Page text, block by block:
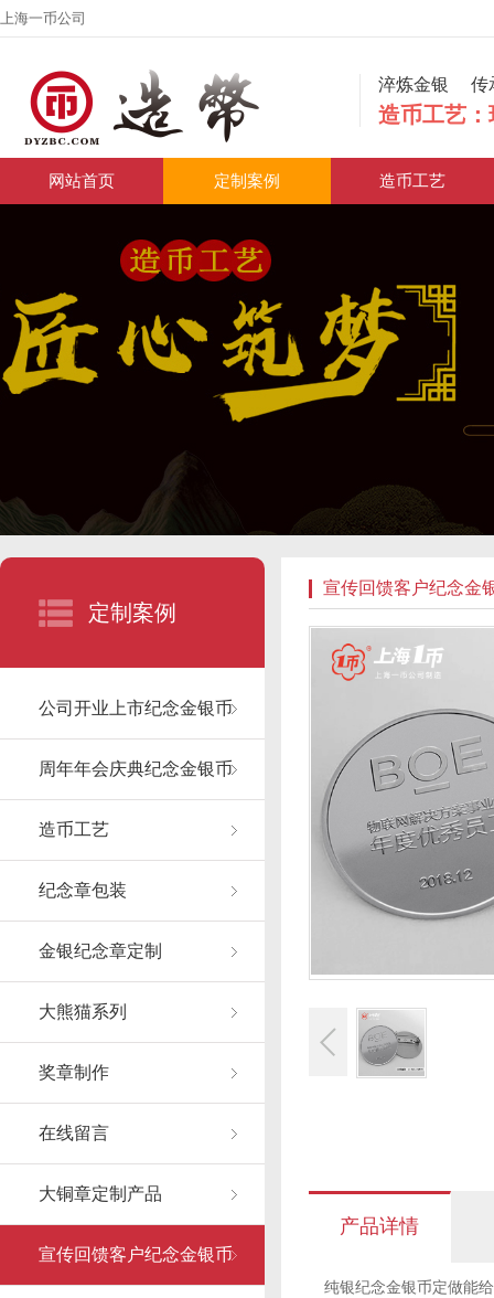
上海一币公司
淬炼金
造币工艺
网站首页 定制案例 造币工艺
定制案例
公司开业上市纪念金银币
周年年会庆典纪念金银币
造币工艺
纪念章包装
金银纪念章定制
大熊猫系列
奖章制作
在线留言
大铜章定制产品
宣传回馈客户纪念金银币
宣传回馈客户纪念金
产品详情
纯银纪念金银币定做能